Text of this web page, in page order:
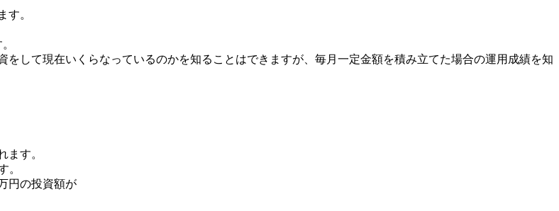
す。
して現在いくらなっているのかを知ることはできますが、毎月一定金額を積み立てた場合の運用成績を知
ます。
。
円の投資額が